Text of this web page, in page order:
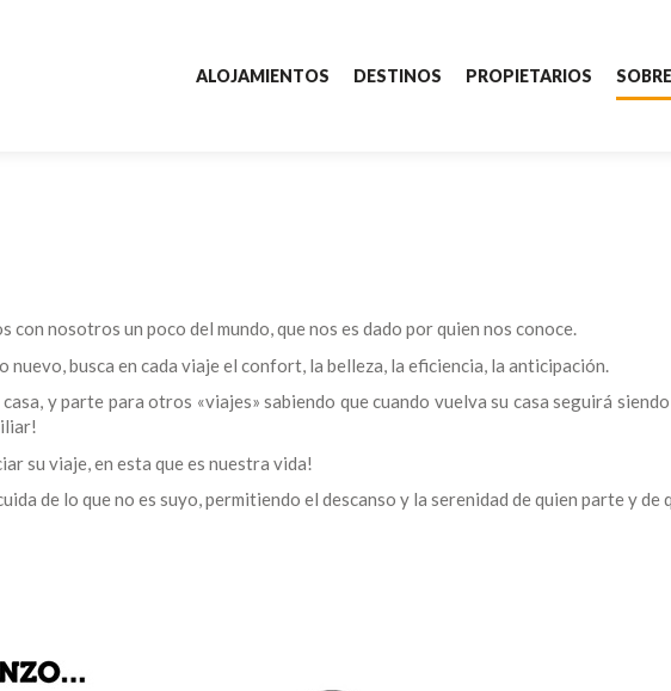
ALOJAMIENTOS DESTINOS PROPIETARIOS
Contactos
nosotros un poco del mundo, que nos es dado por quien nos conoce.
nuevo, busca en cada viaje el confort, la belleza, la eficiencia, la anticipación.
y parte para otros «viajes» sabiendo que cuando vuelva su casa seguirá
su viaje, en esta que es nuestra vida!
de lo que no es suyo, permitiendo el descanso y la serenidad de quien parte y de